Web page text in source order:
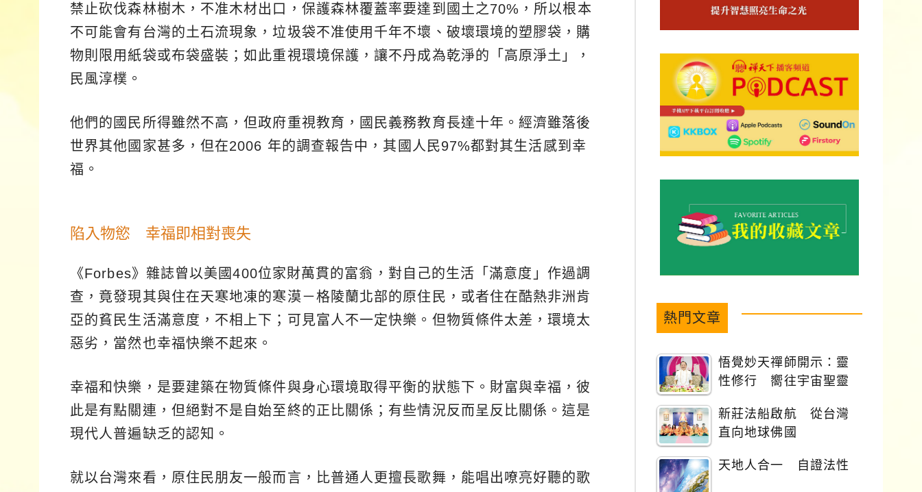
禁止砍伐森林樹木，不准木材出口，保護森林覆蓋率要達到國土之70%，所以根本
不可能會有台灣的土石流現象，垃圾袋不准使用千年不壞、破壞環境的塑膠袋，購
物則限用紙袋或布袋盛裝；如此重視環境保護，讓不丹成為乾淨的「高原淨土」，
民風淳樸。
他們的國民所得雖然不高，但政府重視教育，國民義務教育長達十年。經濟雖落後
世界其他國家甚多，但在2006 年的調查報告中，其國人民97%都對其生活感到幸
福。
陷入物慾 幸福即相對喪失
《Forbes》雜誌曾以美國400位家財萬貫的富翁，對自己的生活「滿意度」作過調
查，竟發現其與住在天寒地凍的寒漠－格陵蘭北部的原住民，或者住在酷熱非洲肯
亞的貧民生活滿意度，不相上下；可見富人不一定快樂。但物質條件太差，環境太
惡劣，當然也幸福快樂不起來。
幸福和快樂，是要建築在物質條件與身心環境取得平衡的狀態下。財富與幸福，彼
此是有點關連，但絕對不是自始至終的正比關係；有些情況反而呈反比關係。這是
現代人普遍缺乏的認知。
就以台灣來看，原住民朋友一般而言，比普通人更擅長歌舞，能唱出嘹亮好聽的歌
熱門文章
悟覺妙天禪師開示：靈
性修行 嚮往宇宙聖靈
新莊法船啟航 從台灣
直向地球佛國
天地人合一 自證法性